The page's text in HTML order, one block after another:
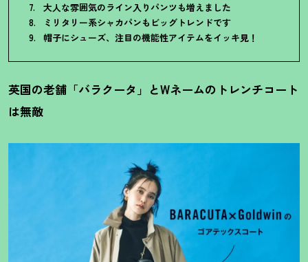
大人な雰囲気のライン入りパンツも増えました
ミリタリー系シャカパンもビッグトレンドです
帽子にシューズ、注目の機能性アイテムをイッキ見！
英国の老舗「バラクータ」とWネームのトレンチコート
は無敵